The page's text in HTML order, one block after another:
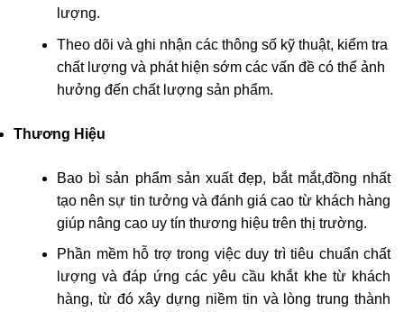
lượng.
Theo dõi và ghi nhận các thông số kỹ thuật, kiểm tra
chất lượng và phát hiện sớm các vấn đề có thể ảnh
hưởng đến chất lượng sản phẩm.
Thương Hiệu
Bao bì sản phẩm sản xuất đẹp, bắt mắt,đồng nhất
tạo nên sự tin tưởng và đánh giá cao từ khách hàng
giúp nâng cao uy tín thương hiệu trên thị trường.
Phần mềm hỗ trợ trong việc duy trì tiêu chuẩn chất
lượng và đáp ứng các yêu cầu khắt khe từ khách
hàng, từ đó xây dựng niềm tin và lòng trung thành